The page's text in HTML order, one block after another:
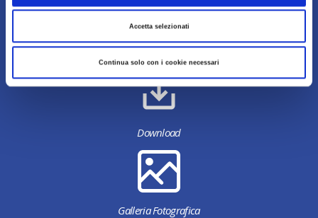
Accetta selezionati
Continua solo con i cookie necessari
Download
Galleria Fotografica